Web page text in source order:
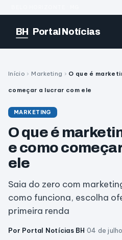
BH Portal Notícias
Início › Marketing › O que é
começar a lucrar com ele
MARKETING
O que é
e como
ele
Saia do zero com
como funciona, escolha
primeira renda
Por Portal Notícias BH·04 de